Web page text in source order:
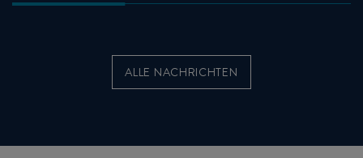
ALLE NACHRICHTEN